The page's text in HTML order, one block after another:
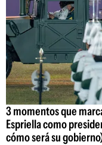
3 momentos que
Espriella como
cómo será su